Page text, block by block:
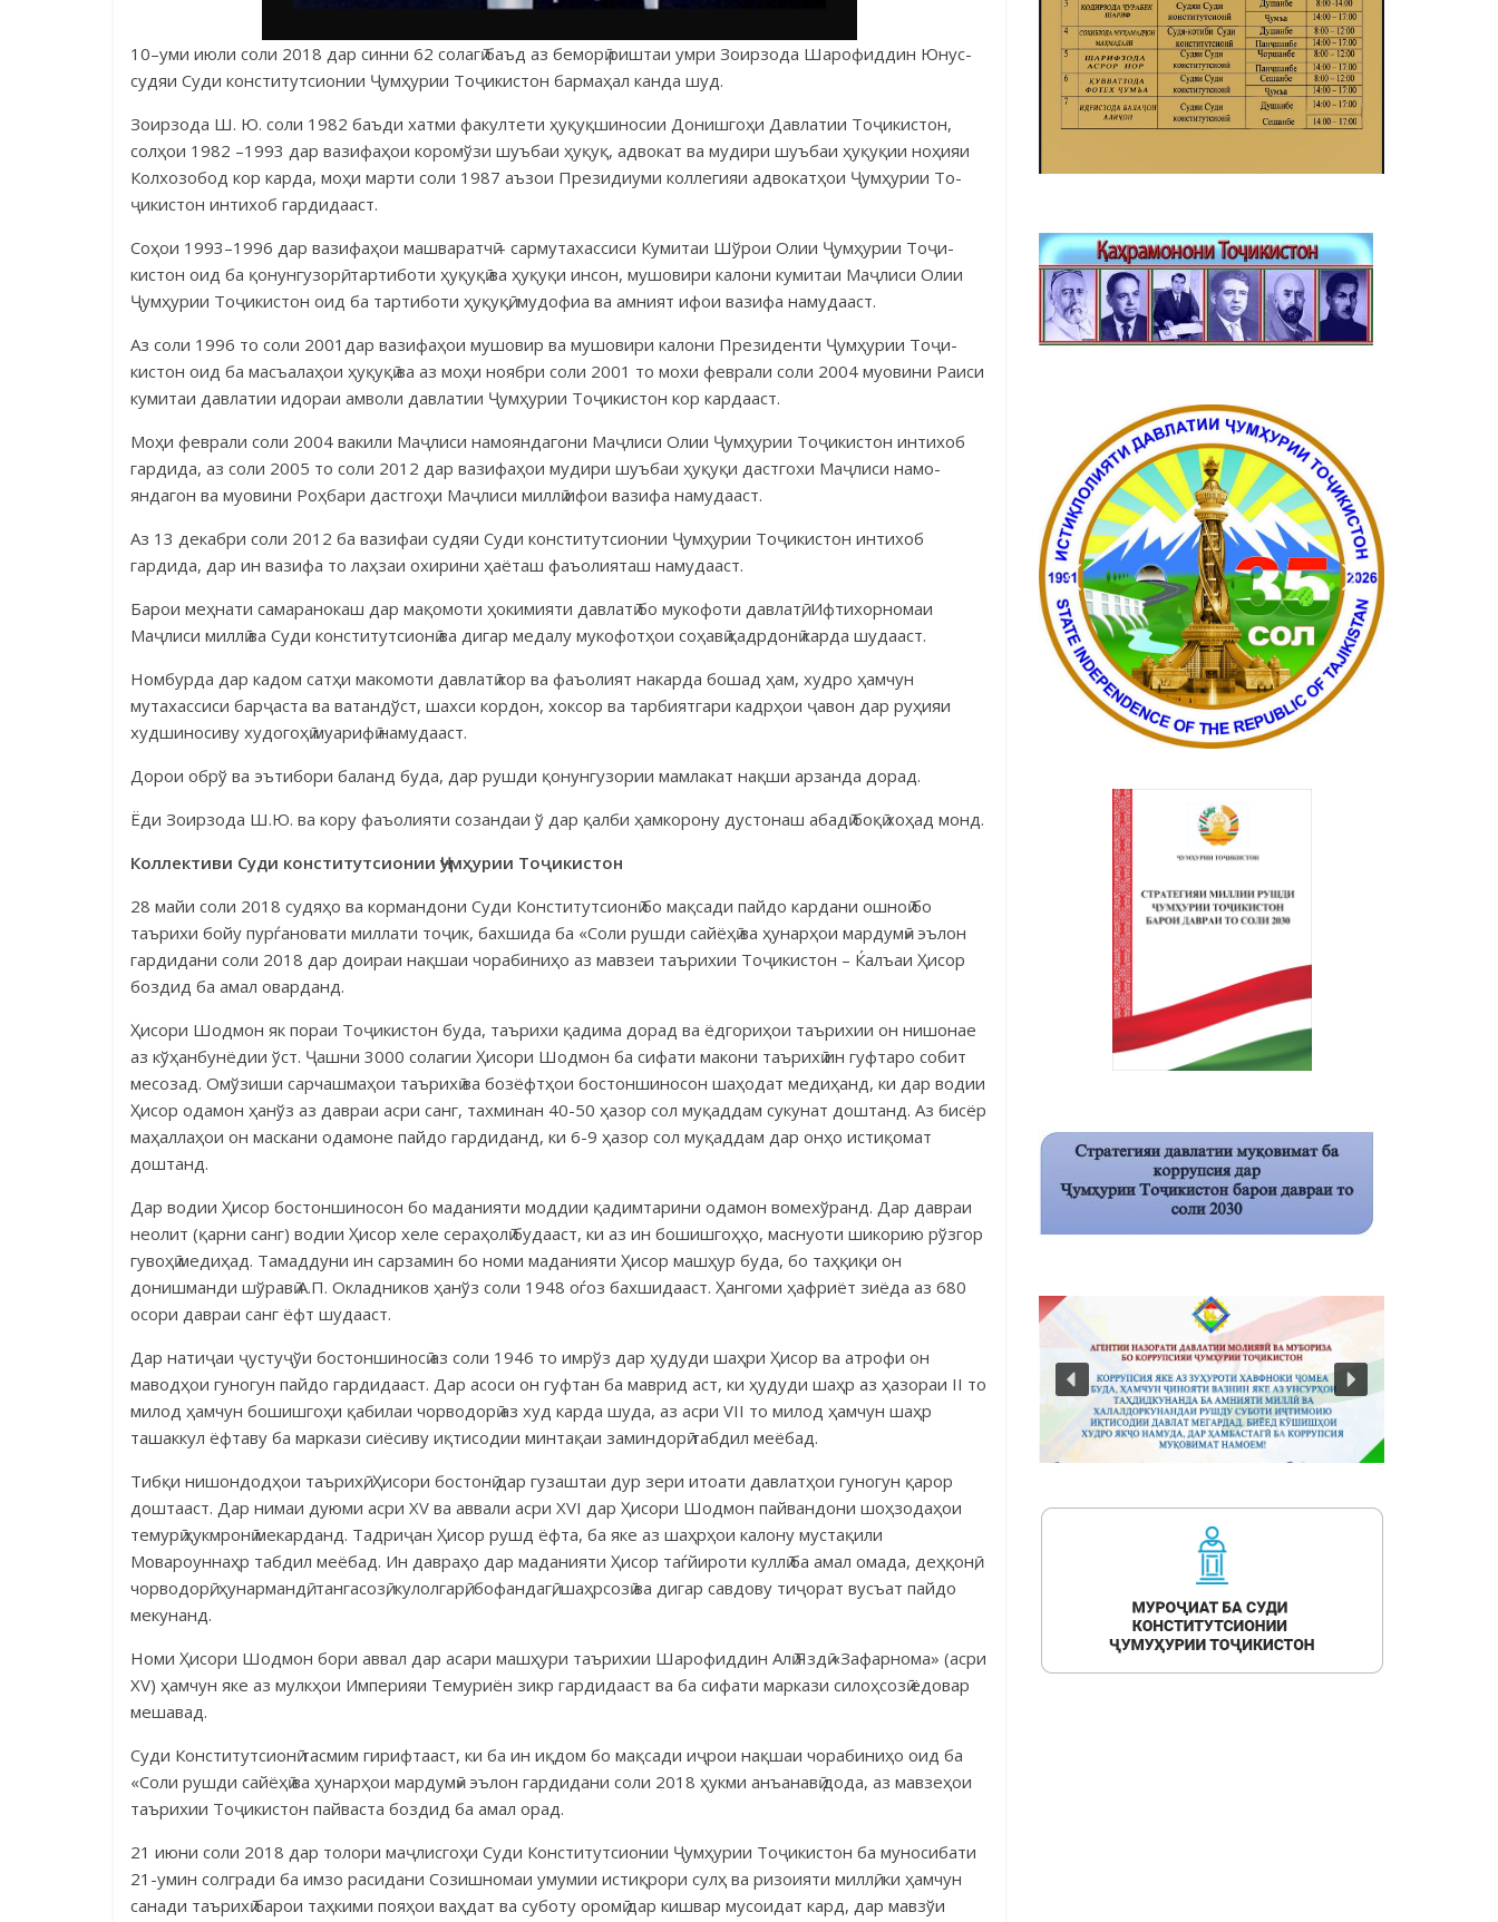
10–уми июли соли 2018 дар синни 62 солагӣ баъд аз беморӣ риш­таи умри Зоирзода Шарофиддин Юнус-
судяи Суди консти­тут­си­онии Ҷумҳурии Тоҷикистон бармаҳал канда шуд.
Зоирзода Ш. Ю. соли 1982 баъди хатми факултети ҳуқуқ­ши­но­сии Донишгоҳи Давлатии Тоҷикистон,
солҳои 1982 –1993 дар вазифаҳои кор­омўзи шуъбаи ҳуқуқ, ад­вокат ва мудири шуъбаи ҳуқуқии ноҳияи
Кол­хозобод кор карда, моҳи марти соли 1987 аъзои Президиуми кол­легияи адвокатҳои Ҷумҳурии То­
ҷикистон интихоб гардидааст.
Соҳои 1993–1996 дар вази­фа­ҳои машваратчӣ – сармутахассиси Кумитаи Шўрои Олии Ҷумҳурии Тоҷи­
кистон оид ба қонунгузорӣ, тар­тиботи ҳуқуқӣ ва ҳуқуқи инсон, мушовири калони кумитаи Маҷлиси Олии
Ҷумҳурии Тоҷикистон оид ба тартиботи ҳуқуқӣ, мудофиа ва ам­ният ифои вазифа намудааст.
Аз соли 1996 то соли 2001дар вази­фаҳои мушовир ва мушовири калони Президенти Ҷумҳурии Тоҷи­
кистон оид ба масъалаҳои ҳуқуқӣ ва аз моҳи ноябри соли 2001 то мохи феврали соли 2004 муовини Раиси
кумитаи давлатии идораи амволи дав­латии Ҷумҳурии Тоҷикистон кор кардааст.
Моҳи феврали соли 2004 вакили Маҷлиси намояндагони Маҷ­лиси Олии Ҷумҳурии Тоҷикистон интихоб
гардида, аз соли 2005 то соли 2012 дар вазифаҳои мудири шуъбаи ҳуқуқи даст­гохи Маҷлиси намо­
яндагон ва муовини Роҳбари дастгоҳи Маҷлиси миллӣ ифои вазифа намудааст.
Аз 13 декабри соли 2012 ба вазифаи судяи Суди консти­тут­сио­нии Ҷум­ҳурии Тоҷикистон интихоб
гардида, дар ин вазифа то лаҳзаи охи­рини ҳаёташ фаъолияташ намудааст.
Барои меҳнати самаранокаш дар мақомоти ҳокимияти давлатӣ бо мукофоти давлатӣ, Ифтихорномаи
Маҷлиси миллӣ ва Суди консти­тутсионӣ ва дигар медалу мукофотҳои соҳавӣ қадрдонӣ карда шу­дааст.
Номбурда дар кадом сатҳи макомоти давлатӣ кор ва фаъолият на­карда бошад ҳам, худро ҳамчун
мутахассиси барҷаста ва ватандўст, шах­си кордон, хоксор ва тарбиятгари кадрҳои ҷавон дар руҳияи
худ­ши­носиву худогоҳӣ муарифӣ намудааст.
Дорои обрў ва эътибори баланд буда, дар рушди қонунгузории мамлакат нақши арзанда дорад.
Ёди Зоирзода Ш.Ю. ва кору фаъолияти созандаи ў дар қалби ҳамкорону дустонаш абадӣ боқӣ хоҳад монд.
Коллективи Суди конститутсионии Ҷумҳурии Тоҷикистон
28 майи соли 2018 судяҳо ва кормандони Суди Конститутсионӣ бо мақсади пайдо кардани ошноӣ бо
таърихи бойу пурѓановати миллати тоҷик, бахшида ба «Соли рушди сайёҳӣ ва ҳунарҳои мардумӣ» эълон
гардидани соли 2018 дар доираи нақшаи чорабиниҳо аз мавзеи таърихии Тоҷикистон – Ќалъаи Ҳисор
боздид ба амал оварданд.
Ҳисори Шодмон як пораи Тоҷикистон буда, таърихи қадима дорад ва ёдгориҳои таърихии он нишонае
аз кўҳанбунёдии ўст. Ҷашни 3000 солагии Ҳисори Шодмон ба сифати макони таърихӣ ин гуфтаро собит
месозад. Омўзиши сарчашмаҳои таърихӣ ва бозёфтҳои бостоншиносон шаҳодат медиҳанд, ки дар водии
Ҳисор одамон ҳанўз аз давраи асри санг, тахминан 40-50 ҳазор сол муқаддам сукунат доштанд. Аз бисёр
маҳаллаҳои он маскани одамоне пайдо гардиданд, ки 6-9 ҳазор сол муқаддам дар онҳо истиқомат
доштанд.
Дар водии Ҳисор бостоншиносон бо маданияти моддии қадимтарини одамон вомехўранд. Дар давраи
неолит (қарни санг) водии Ҳисор хеле сераҳолӣ будааст, ки аз ин бошишгоҳҳо, маснуоти шикорию рўзгор
гувоҳӣ медиҳад. Тамаддуни ин сарзамин бо номи маданияти Ҳисор машҳур буда, бо таҳқиқи он
донишманди шўравӣ А.П. Окладников ҳанўз соли 1948 оѓоз бахшидааст. Ҳангоми ҳафриёт зиёда аз 680
осори давраи санг ёфт шудааст.
Дар натиҷаи ҷустуҷўи бостоншиносӣ аз соли 1946 то имрўз дар ҳудуди шаҳри Ҳисор ва атрофи он
маводҳои гуногун пайдо гардидааст. Дар асоси он гуфтан ба маврид аст, ки ҳудуди шаҳр аз ҳазораи II то
милод ҳамчун бошишгоҳи қабилаи чорводорӣ аз худ карда шуда, аз асри VII то милод ҳамчун шаҳр
ташаккул ёфтаву ба маркази сиёсиву иқтисодии минтақаи заминдорӣ табдил меёбад.
Тибқи нишондодҳои таърихӣ, Ҳисори бостонӣ дар гузаштаи дур зери итоати давлатҳои гуногун қарор
доштааст. Дар нимаи дуюми асри XV ва аввали асри XVI дар Ҳисори Шодмон пайвандони шоҳзодаҳои
темурӣ ҳукмронӣ мекарданд. Тадриҷан Ҳисор рушд ёфта, ба яке аз шаҳрҳои калону мустақили
Мовароуннаҳр табдил меёбад. Ин давраҳо дар маданияти Ҳисор таѓйироти куллӣ ба амал омада, деҳқонӣ,
чорводорӣ, ҳунармандӣ, тангасозӣ, кулолгарӣ, бофандагӣ, шаҳрсозӣ ва дигар савдову тиҷорат вусъат пайдо
мекунанд.
Номи Ҳисори Шодмон бори аввал дар асари машҳури таърихии Шарофиддин Алӣ Яздӣ «Зафарнома» (асри
XV) ҳамчун яке аз мулкҳои Империяи Темуриён зикр гардидааст ва ба сифати маркази силоҳсозӣ ёдовар
мешавад.
Суди Конститутсионӣ тасмим гирифтааст, ки ба ин иқдом бо мақсади иҷрои нақшаи чорабиниҳо оид ба
«Соли рушди сайёҳӣ ва ҳунарҳои мардумӣ» эълон гардидани соли 2018 ҳукми анъанавӣ дода, аз мавзеҳои
таърихии Тоҷикистон пайваста боздид ба амал орад.
21 июни соли 2018 дар толо­ри маҷлисгоҳи Суди Кон­сти­тут­сионии Ҷумҳурии Тоҷи­­кис­тон ба муно­си­бати
21-умин солгради ба имзо расидани Созишномаи умумии истиқ­рори сулҳ ва ризоияти миллӣ, ки ҳамчун
санади таърихӣ барои таҳкими пояҳои ваҳдат ва суботу оромӣ дар кишвар мусоидат кард, дар мавзўи